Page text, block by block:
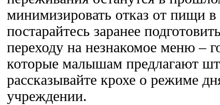
минимизировать отказ от пищи в
постарайтесь заранее
переходу на незнакомое меню –
которые малышам предлагают
рассказывайте крохе о режиме
учреждении.